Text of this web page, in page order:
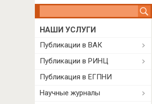
НАШИ УСЛУГИ
Публикации в ВАК
Публикации в РИНЦ
Публикация в ЕГПНИ
Научные журналы